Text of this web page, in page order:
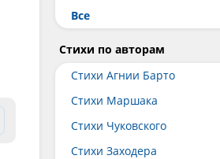
Все
Стихи по авторам
Стихи Агнии Барто
Стихи Маршака
Стихи Чуковского
Стихи Заходера